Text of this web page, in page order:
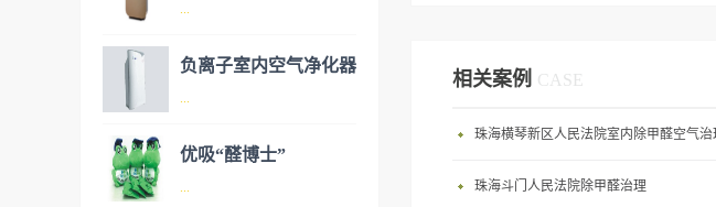
般包括PM2.5、粉尘、花粉、
高空气清洁度的效果。主要功
能：除甲醛/除异味/杀菌应用
...
般包括PM2.5、粉尘、花粉、
负离子室内空气净化器
...
优吸“醛博士”
...
相关案例 CASE
珠海横琴新区人民法院室内除甲醛空气治
珠海斗门人民法院除甲醛治理